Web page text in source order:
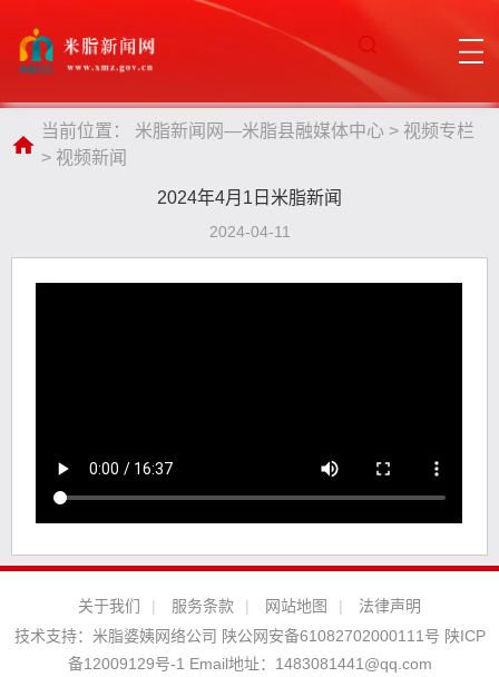
当前位置： 米脂新闻网—米脂县融媒体中心 > 视频专栏
> 视频新闻
2024年4月1日米脂新闻
2024-04-11
关于我们 | 服务条款 | 网站地图 |
法律声明
技术支持： 米脂婆姨网络公司 陕公网安备61082702000111号 陕ICP
备12009129号-1 Email地址： 1483081441@qq.com